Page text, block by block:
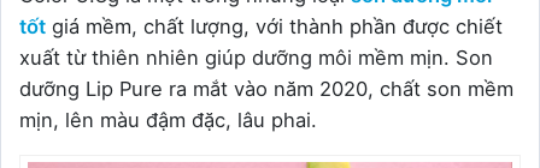
tốt giá mềm, chất lượng, với thành phần được chiết
xuất từ thiên nhiên giúp dưỡng môi mềm mịn. Son
dưỡng Lip Pure ra mắt vào năm 2020, chất son mềm
mịn, lên màu đậm đặc, lâu phai.